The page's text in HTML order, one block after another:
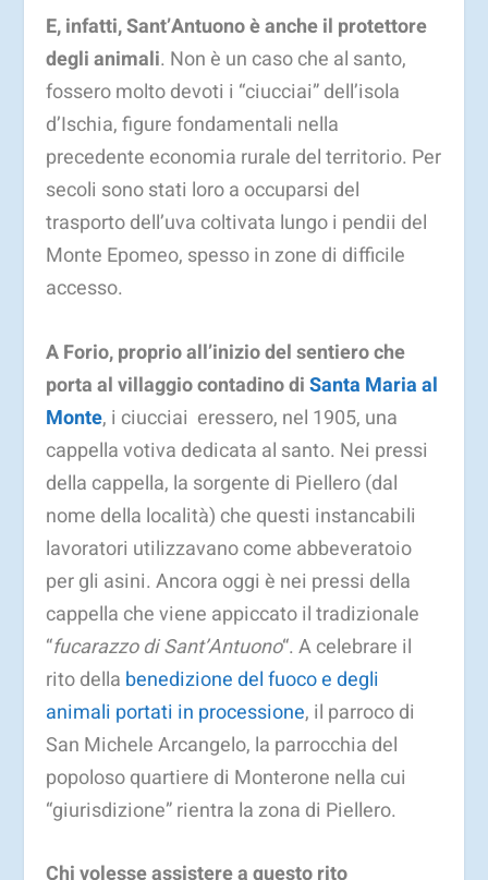
E, infatti, Sant’Antuono è anche il protettore
degli animali. Non è un caso che al santo,
fossero molto devoti i “ciucciai” dell’isola
d’Ischia, figure fondamentali nella
precedente economia rurale del territorio. Per
secoli sono stati loro a occuparsi del
trasporto dell’uva coltivata lungo i pendii del
Monte Epomeo, spesso in zone di difficile
accesso.
A Forio, proprio all’inizio del sentiero che
porta al villaggio contadino diSanta Maria al
Monte, i ciucciai eressero, nel 1905, una
cappella votiva dedicata al santo. Nei pressi
della cappella, la sorgente di Piellero (dal
nome della località) che questi instancabili
lavoratori utilizzavano come abbeveratoio
per gli asini. Ancora oggi è nei pressi della
cappella che viene appiccato il tradizionale
“fucarazzo di Sant’Antuono“. A celebrare il
rito della benedizione del fuoco e degli
animali portati in processione, il parroco di
San Michele Arcangelo, la parrocchia del
popoloso quartiere di Monterone nella cui
“giurisdizione” rientra la zona di Piellero.